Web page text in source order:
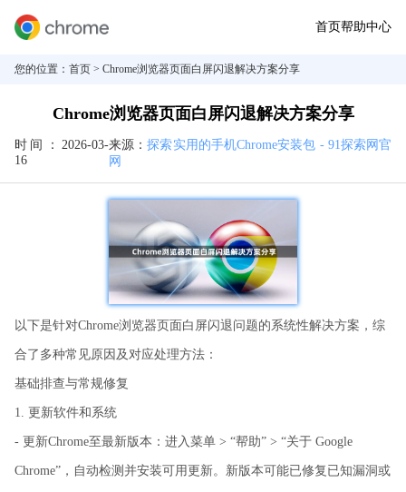
首页帮助中心
您的位置： 首页 > Chrome浏览器页面白屏闪退解决方案分享
Chrome浏览器页面白屏闪退解决方案分享
时间： 2026-03-
16
来源：探索实用的手机Chrome安装包 - 91探索网官
网
以下是针对Chrome浏览器页面白屏闪退问题的系统性解决方案，综
合了多种常见原因及对应处理方法：
基础排查与常规修复
1. 更新软件和系统
- 更新Chrome至最新版本：进入菜单 > “帮助” > “关于 Google
Chrome”，自动检测并安装可用更新。新版本可能已修复已知漏洞或